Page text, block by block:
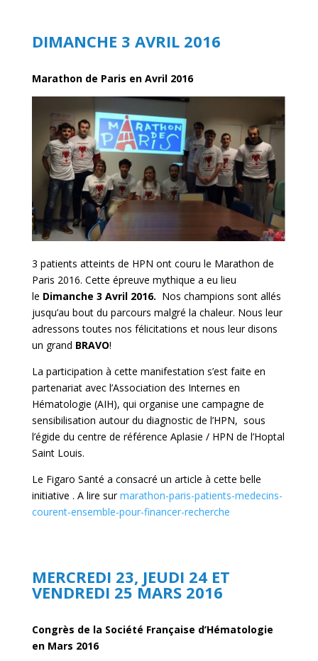
DIMANCHE 3 AVRIL 2016
Marathon de Paris en Avril 2016
3 patients atteints de HPN ont couru le Marathon de
Paris 2016. Cette épreuve mythique a eu lieu
le Dimanche 3 Avril 2016. Nos champions sont allés
jusqu’au bout du parcours malgré la chaleur. Nous leur
adressons toutes nos félicitations et nous leur disons
un grand BRAVO!
La participation à cette manifestation s’est faite en
partenariat avec l’Association des Internes en
Hématologie (AIH), qui organise une campagne de
sensibilisation autour du diagnostic de l’HPN, sous
l’égide du centre de référence Aplasie / HPN de l’Hoptal
Saint Louis.
Le Figaro Santé a consacré un article à cette belle
initiative . A lire surmarathon-paris-patients-medecins-
courent-ensemble-pour-financer-recherche
MERCREDI 23, JEUDI 24 ET
VENDREDI 25 MARS 2016
Congrès de la Société Française d’Hématologie
en Mars 2016